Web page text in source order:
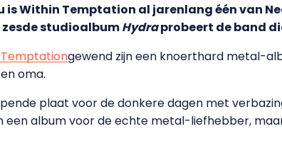
is Within Temptation al jarenlang één van
studioalbumHydraprobeert de band
gewend zijn een knoerthard metal-
oma.
plaat voor de donkere dagen met
een album voor de echte metal-liefhebber,